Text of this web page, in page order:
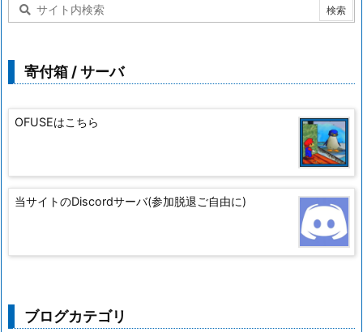
寄付箱 / サーバ
OFUSEはこちら
当サイトのDiscordサーバ(参加脱退ご自由に)
ブログカテゴリ